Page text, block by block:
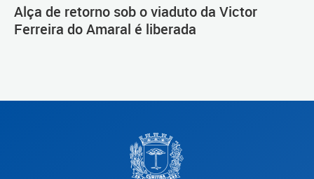
Alça de retorno sob o viaduto da Victor
Ferreira do Amaral é liberada